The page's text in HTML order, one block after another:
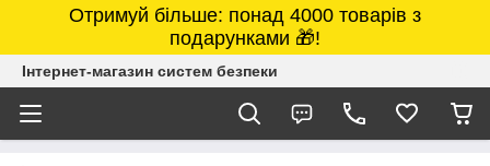
Отримуй більше: понад 4000 товарів з
подарунками 🎁!
Інтернет-магазин систем безпеки